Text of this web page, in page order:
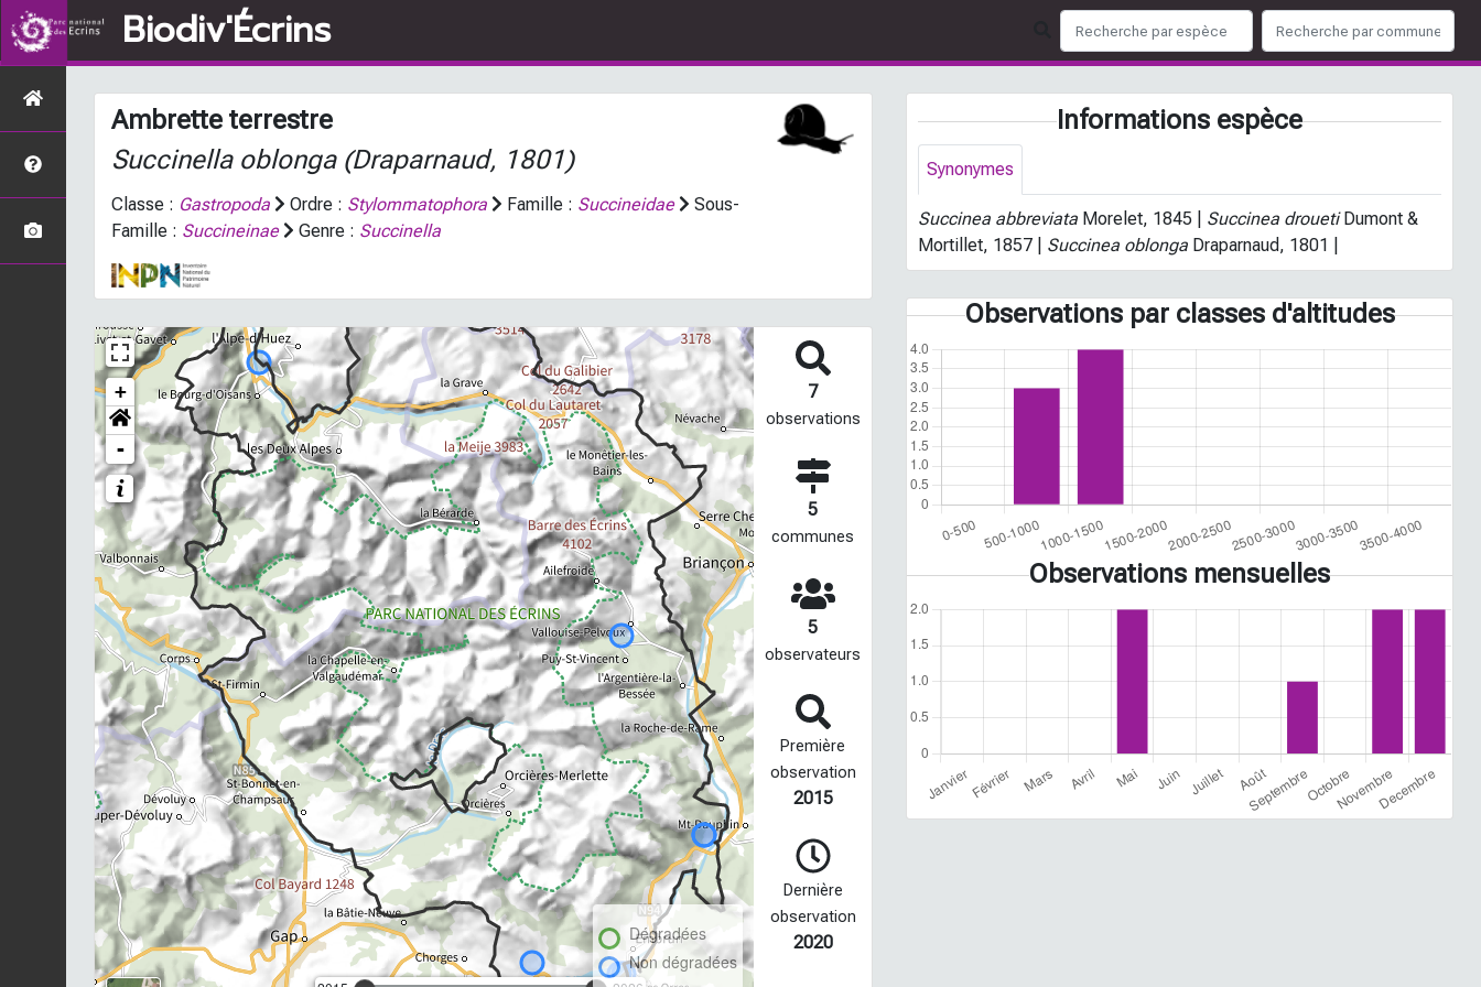
Biodiv'Écrins
Ambrette terrestre
Succinella oblonga(Draparnaud, 1801)
Classe : Gastropoda Ordre : Stylommatophora Famille : Succineidae
Sous-
Famille : Succineinae Genre : Succinella
+
-
Dégradées
Non dégradées
7
observations
5
communes
5
observateurs
Première
observation
2015
Dernière
observation
2020
Informations espèce
Synonymes
Succinea abbreviata Morelet, 1845 | Succinea drouetiDumont &
Mortillet, 1857 | Succinea oblonga Draparnaud, 1801 |
Observations par classes d'altitudes
Observations mensuelles